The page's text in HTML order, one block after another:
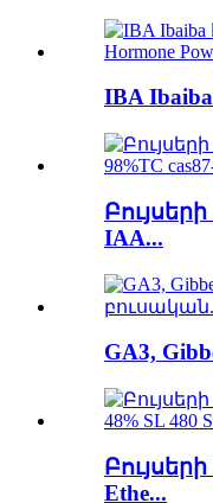
IBA
IAA...
GA3,
Ethe...